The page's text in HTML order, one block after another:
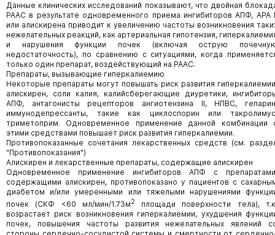
Данные клинических исследований показывают, что двойная
РААС в результате одновременного приема ингибиторов АПФ, АРА
или алискирена приводит к увеличению частоты возникновения
нежелательных реакций, как артериальная гипотензия,
и нарушения функции почек (включая острую
недостаточность), по сравнению с ситуациями, когда
только один препарат, воздействующий на РААС.
Препараты, вызывающие гиперкалиемию
Некоторые препараты могут повышать риск развития
алискирен, соли калия, калийсберегающие диуретики,
АПФ, антагонисты рецепторов ангиотензина II, НПВС,
иммунодепрессанты, такие как циклоспорин или
триметоприм. Одновременное применение данной комбинации
этими средствами повышает риск развития гиперкалиемии.
Противопоказанные сочетания лекарственных средств (см.
"Противопоказания")
Алискирен и лекарственные препараты, содержащие алискирен
Одновременное применение ингибиторов АПФ с
содержащими алискирен, противопоказано у пациентов с
диабетом и/или умеренными или тяжелыми нарушениями
почек (СКФ <60 мл/мин/1.73м2
площади поверхности тела),
возрастает риск возникновения гиперкалиемии, ухудшения
почек, повышения частоты развития нежелательных явлений